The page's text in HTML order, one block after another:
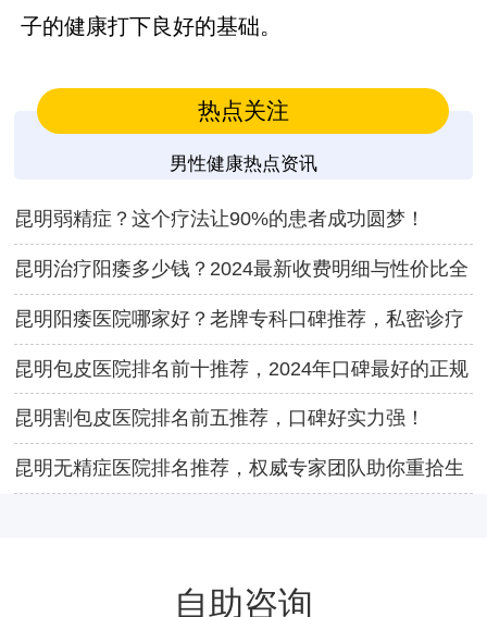
子的健康打下良好的基础。
热点关注
男性健康热点资讯
昆明弱精症？这个疗法让90%的患者成功圆梦！
昆明治疗阳痿多少钱？2024最新收费明细与性价比全
解析
昆明阳痿医院哪家好？老牌专科口碑推荐，私密诊疗
快速见效
昆明包皮医院排名前十推荐，2024年口碑最好的正规
医院名单
昆明割包皮医院排名前五推荐，口碑好实力强！
昆明无精症医院排名推荐，权威专家团队助你重拾生
自助咨询